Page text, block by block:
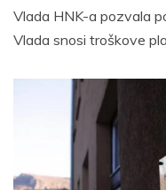
Vlada HNK-a pozvala
Vlada snosi troškove